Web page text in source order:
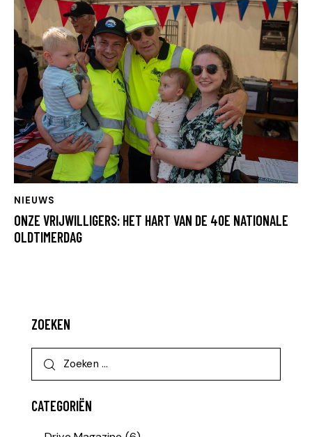
NIEUWS
ONZE VRIJWILLIGERS: HET HART VAN DE 40E NATIONALE
OLDTIMERDAG
ZOEKEN
CATEGORIËN